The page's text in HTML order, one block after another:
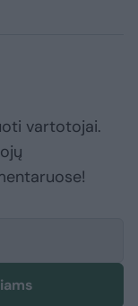
vartotojai.